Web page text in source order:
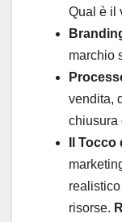
Qual è il
marchio
vendita,
chiusura
Il
risorse.